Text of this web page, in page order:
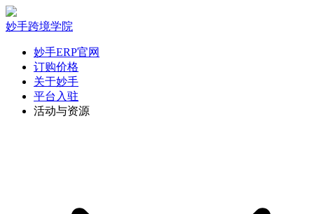
妙手跨境学院
妙手ERP官网
订购价格
关于妙手
平台入驻
活动与资源